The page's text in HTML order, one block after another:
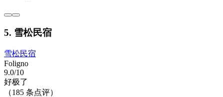
5. 雪松民宿
雪松民宿
Foligno
9.0/10
好极了
（185 条点评）